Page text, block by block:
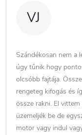
VJ
Szándékosan nem
úgy tűnik hogy
olcsóbb fajtája.
rengeteg kifogás és
össze rakni. El
üzemeljék be de
motor vagy indul